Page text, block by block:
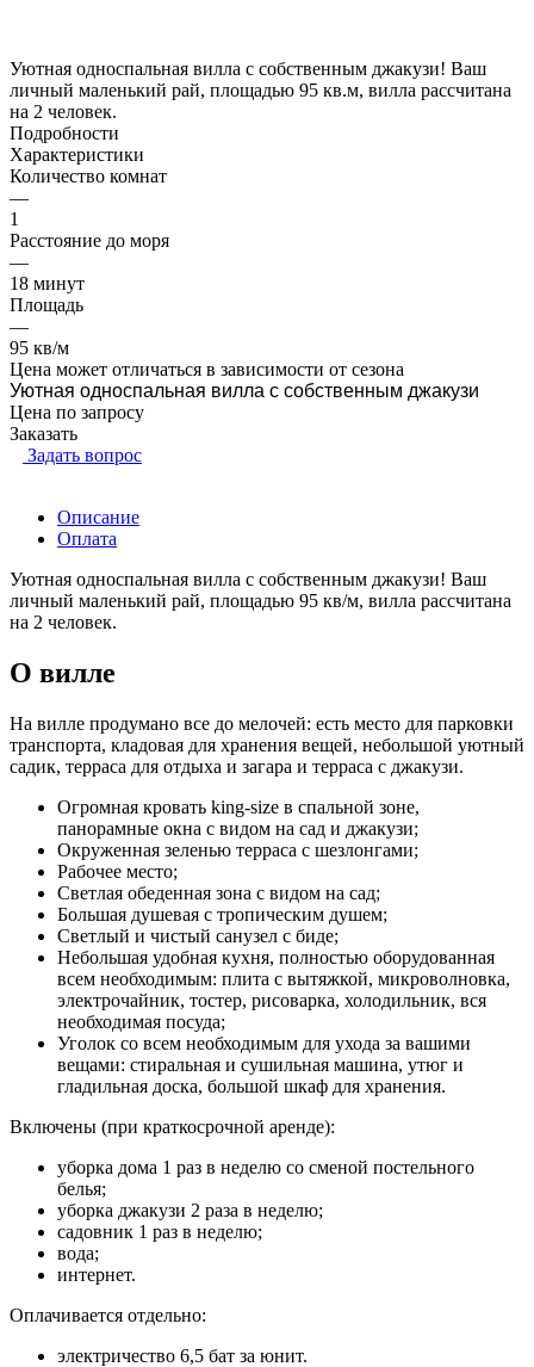
Уютная односпальная вилла с собственным джакузи! Ваш
личный маленький рай, площадью 95 кв.м, вилла рассчитана
на 2 человек.
Подробности
Характеристики
Количество комнат
—
1
Расстояние до моря
—
18 минут
Площадь
—
95 кв/м
Цена может отличаться в зависимости от сезона
Уютная односпальная вилла с собственным джакузи
Цена по запросу
Заказать
Задать вопрос
Описание
Оплата
Уютная односпальная вилла с собственным джакузи! Ваш
личный маленький рай, площадью 95 кв/м, вилла рассчитана
на 2 человек.
О вилле
На вилле продумано все до мелочей: есть место для парковки
транспорта, кладовая для хранения вещей, небольшой уютный
садик, терраса для отдыха и загара и терраса с джакузи.
Огромная кровать king-size в спальной зоне,
панорамные окна с видом на сад и джакузи;
Окруженная зеленью терраса с шезлонгами;
Рабочее место;
Светлая обеденная зона с видом на сад;
Большая душевая с тропическим душем;
Светлый и чистый санузел с биде;
Небольшая удобная кухня, полностью оборудованная
всем необходимым: плита с вытяжкой, микроволновка,
электрочайник, тостер, рисоварка, холодильник, вся
необходимая посуда;
Уголок со всем необходимым для ухода за вашими
вещами: стиральная и сушильная машина, утюг и
гладильная доска, большой шкаф для хранения.
Включены (при краткосрочной аренде):
уборка дома 1 раз в неделю со сменой постельного
белья;
уборка джакузи 2 раза в неделю;
садовник 1 раз в неделю;
вода;
интернет.
Оплачивается отдельно:
электричество 6,5 бат за юнит.